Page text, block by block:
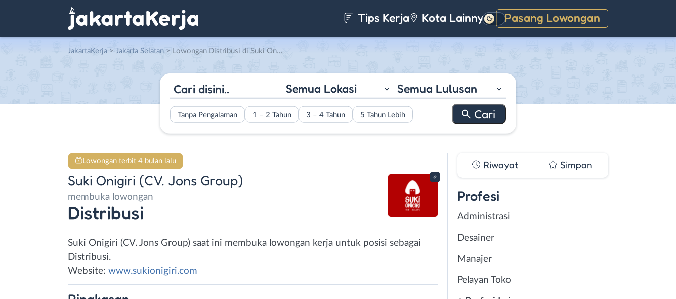
Tips Kerja Kota Lainnya Pasang Lowongan
Gelap
JakartaKerja > Jakarta Selatan > Lowongan Distribusi di Suki Onigiri (CV. Jons Group)
Semua Lokasi Semua Lulusan
Tanpa Pengalaman 1 – 2 Tahun 3 – 4 Tahun 5 Tahun Lebih
Lowongan terbit 4 bulan lalu
Suki Onigiri (CV. Jons Group)
membuka lowongan
Distribusi
Suki Onigiri (CV. Jons Group) saat ini membuka lowongan kerja untuk posisi sebagai
Distribusi.
Website: www.sukionigiri.com
Riwayat Simpan
Profesi
Administrasi
Desainer
Manajer
Pelayan Toko